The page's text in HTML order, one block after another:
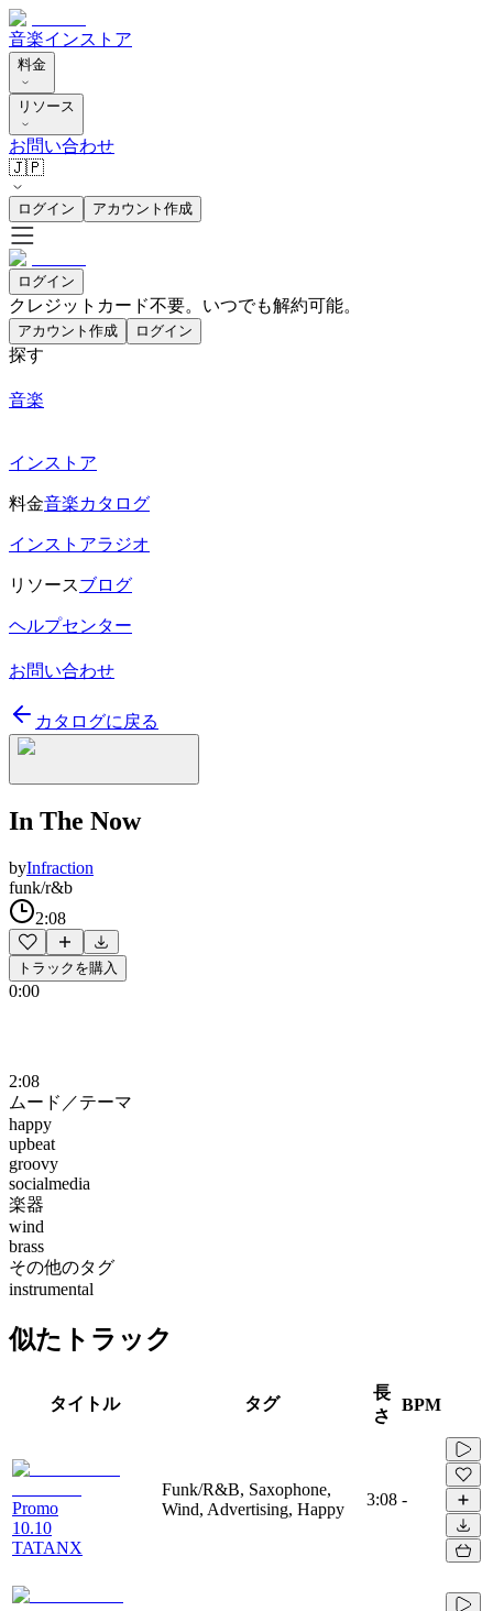
音楽インストア
料金
リソース
お問い合わせ
🇯🇵
ログイン アカウント作成
ログイン
クレジットカード不要。いつでも解約可能。
アカウント作成 ログイン
探す
音楽
インストア
料金音楽カタログ
インストアラジオ
リソースブログ
ヘルプセンター
お問い合わせ
カタログに戻る
In The Now
byInfraction
funk/r&b
2:08
トラックを購入
0:00
2:08
ムード／テーマ
happy
upbeat
groovy
socialmedia
楽器
wind
brass
その他のタグ
instrumental
似たトラック
タイトル タグ
長
さ
BPM
Promo
10.10
TATANX
Funk/R&B, Saxophone,
Wind, Advertising, Happy
3:08 -